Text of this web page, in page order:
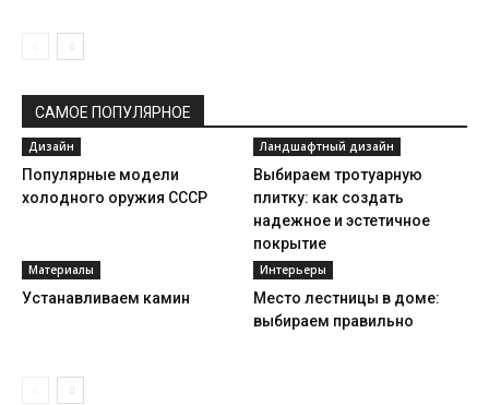
САМОЕ ПОПУЛЯРНОЕ
Дизайн
Популярные модели
холодного оружия СССР
Ландшафтный дизайн
Выбираем тротуарную
плитку: как создать
надежное и эстетичное
покрытие
Материалы
Устанавливаем камин
Интерьеры
Место лестницы в доме:
выбираем правильно